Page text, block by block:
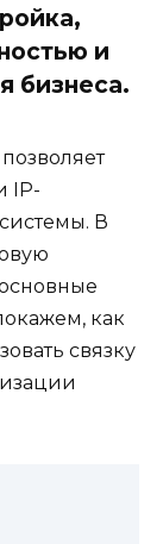
и
бизнеса.
IP-
В
как
связку